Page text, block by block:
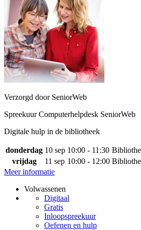
Verzorgd door SeniorWeb
Spreekuur Computerhelpdesk SeniorWeb
Digitale hulp in de bibliotheek
donderdag 10 sep 10:00 - 11:30
vrijdag
11 sep 10:00 - 12:00
Meer informatie
Volwassenen
Digitaal
Gratis
Inloopspreekuur
Oefenen en hulp